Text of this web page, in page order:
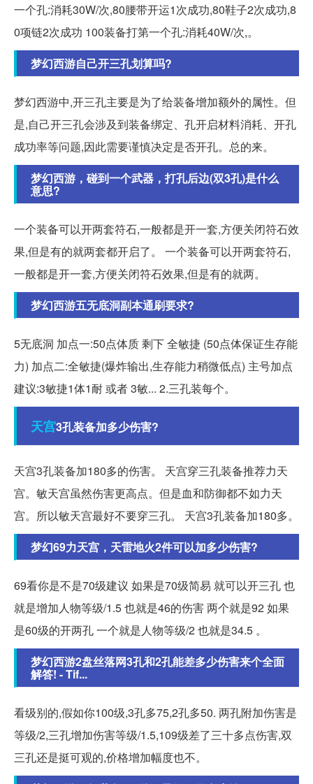
一个孔:消耗30W/次,80腰带开运1次成功,80鞋子2次成功,8
0项链2次成功 100装备打第一个孔:消耗40W/次,。
梦幻西游自己开三孔划算吗?
梦幻西游中,开三孔主要是为了给装备增加额外的属性。但
是,自己开三孔会涉及到装备绑定、孔开启材料消耗、开孔
成功率等问题,因此需要谨慎决定是否开孔。总的来。
梦幻西游，碰到一个武器，打孔后边(双3孔)是什么
意思?
一个装备可以开两套符石,一般都是开一套,方便关闭符石效
果,但是有的就两套都开启了。 一个装备可以开两套符石,
一般都是开一套,方便关闭符石效果,但是有的就两。
梦幻西游五无底洞副本通刷要求?
5无底洞 加点一:50点体质 剩下 全敏捷 (50点体保证生存能
力) 加点二:全敏捷(爆炸输出,生存能力稍微低点) 主号加点
建议:3敏捷1体1耐 或者 3敏... 2.三孔装每个。
天宫3孔装备加多少伤害?
天宫3孔装备加180多的伤害。 天宫穿三孔装备推荐力天
宫。敏天宫虽然伤害更高点。但是血和防御都不如力天
宫。所以敏天宫最好不要穿三孔。 天宫3孔装备加180多。
梦幻69力天宫，天雷地火2件可以加多少伤害?
69看你是不是70级建议 如果是70级简易 就可以开三孔 也
就是增加人物等级/1.5 也就是46的伤害 两个就是92 如果
是60级的开两孔 一个就是人物等级/2 也就是34.5 。
梦幻西游2盘丝落网3孔和2孔能差多少伤害来个全面
解答! - Tif...
看级别的,假如你100级,3孔多75,2孔多50. 两孔附加伤害是
等级/2,三孔增加伤害等级/1.5,109级差了三十多点伤害,双
三孔还是挺可观的,价格增加幅度也不。